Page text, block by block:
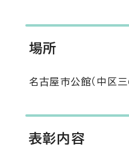
場所
名古屋市公館（中区
表彰内容